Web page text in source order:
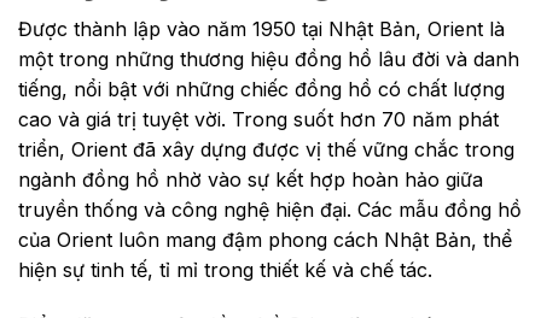
Được thành lập vào năm 1950 tại Nhật Bản, Orient là
một trong những thương hiệu đồng hồ lâu đời và danh
tiếng, nổi bật với những chiếc đồng hồ có chất lượng
cao và giá trị tuyệt vời. Trong suốt hơn 70 năm phát
triển, Orient đã xây dựng được vị thế vững chắc trong
ngành đồng hồ nhờ vào sự kết hợp hoàn hảo giữa
truyền thống và công nghệ hiện đại. Các mẫu đồng hồ
của Orient luôn mang đậm phong cách Nhật Bản, thể
hiện sự tinh tế, tỉ mỉ trong thiết kế và chế tác.